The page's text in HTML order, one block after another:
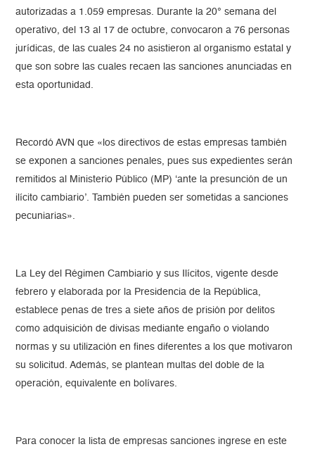
autorizadas a 1.059 empresas. Durante la 20° semana del
operativo, del 13 al 17 de octubre, convocaron a 76 personas
jurídicas, de las cuales 24 no asistieron al organismo estatal y
que son sobre las cuales recaen las sanciones anunciadas en
esta oportunidad.
Recordó AVN que «los directivos de estas empresas también
se exponen a sanciones penales, pues sus expedientes serán
remitidos al Ministerio Público (MP) ‘ante la presunción de un
ilícito cambiario’. También pueden ser sometidas a sanciones
pecuniarias».
La Ley del Régimen Cambiario y sus Ilícitos, vigente desde
febrero y elaborada por la Presidencia de la República,
establece penas de tres a siete años de prisión por delitos
como adquisición de divisas mediante engaño o violando
normas y su utilización en fines diferentes a los que motivaron
su solicitud. Además, se plantean multas del doble de la
operación, equivalente en bolívares.
Para conocer la lista de empresas sanciones ingrese en este